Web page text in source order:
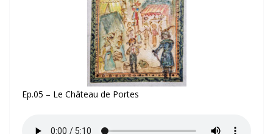
Ep.05 – Le Château de Portes